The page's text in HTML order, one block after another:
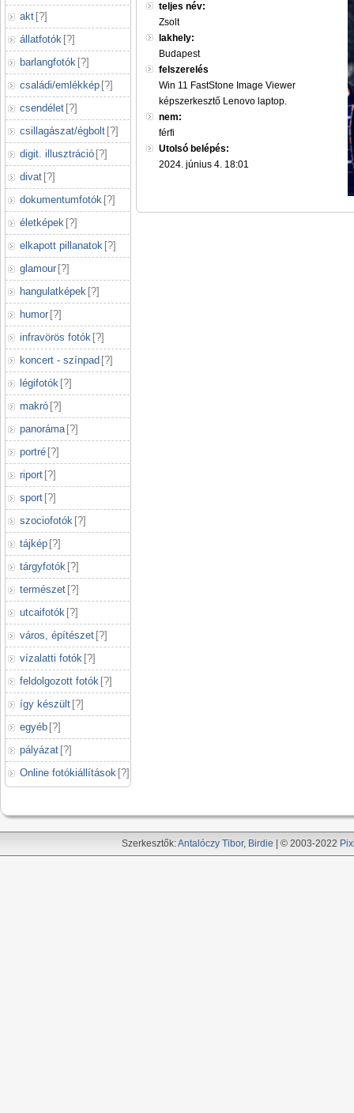
akt [?]
állatfotók [?]
barlangfotók [?]
családi/emlékkép [?]
csendélet [?]
csillagászat/égbolt [?]
digit. illusztráció [?]
divat [?]
dokumentumfotók [?]
életképek [?]
elkapott pillanatok [?]
glamour [?]
hangulatképek [?]
humor [?]
infravörös fotók [?]
koncert - színpad [?]
légifotók [?]
makró [?]
panoráma [?]
portré [?]
riport [?]
sport [?]
szociofotók [?]
tájkép [?]
tárgyfotók [?]
természet [?]
utcaifotók [?]
város, építészet [?]
vízalatti fotók [?]
feldolgozott fotók [?]
így készült [?]
egyéb [?]
pályázat [?]
Online fotókiállítások [?]
teljes név:
Zsolt
lakhely:
Budapest
felszerelés
Win 11 FastStone Image Viewer
képszerkesztő Lenovo laptop.
nem:
férfi
Utolsó belépés:
2024. június 4. 18:01
Szerkesztők:Antalóczy Tibor, Birdie | © 2003-2022